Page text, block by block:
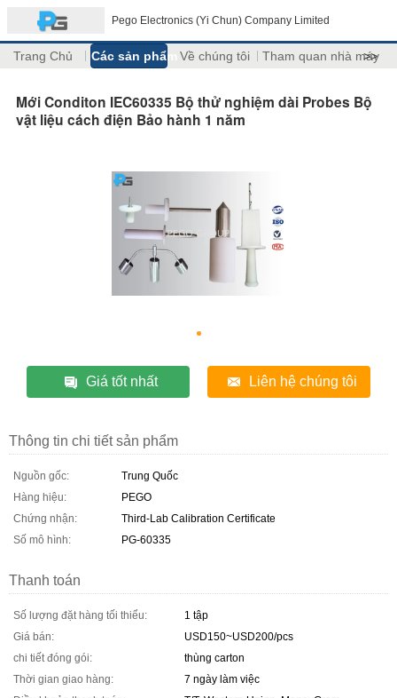
Pego Electronics (Yi Chun) Company Limited
Trang Chủ Các sản phẩm Về chúng tôi Tham quan nhà máy
>>
Mới Conditon IEC60335 Bộ thử nghiệm dài Probes Bộ
vật liệu cách điện Bảo hành 1 năm
Giá tốt nhất Liên hệ chúng tôi
Thông tin chi tiết sản phẩm
Nguồn gốc:
Trung Quốc
Hàng hiệu:
PEGO
Chứng nhận:
Third-Lab Calibration Certificate
Số mô hình:
PG-60335
Thanh toán
Số lượng đặt hàng tối thiểu:
1 tập
Giá bán:
USD150~USD200/pcs
chi tiết đóng gói:
thùng carton
Thời gian giao hàng:
7 ngày làm việc